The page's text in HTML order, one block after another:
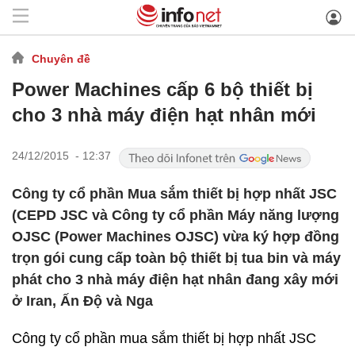
Chuyên đề
Power Machines cấp 6 bộ thiết bị
cho 3 nhà máy điện hạt nhân mới
24/12/2015 - 12:37
Công ty cổ phần Mua sắm thiết bị hợp nhất JSC
(CEPD JSC và Công ty cổ phần Máy năng lượng
OJSC (Power Machines OJSC) vừa ký hợp đồng
trọn gói cung cấp toàn bộ thiết bị tua bin và máy
phát cho 3 nhà máy điện hạt nhân đang xây mới
ở Iran, Ấn Độ và Nga
Công ty cổ phần mua sắm thiết bị hợp nhất JSC